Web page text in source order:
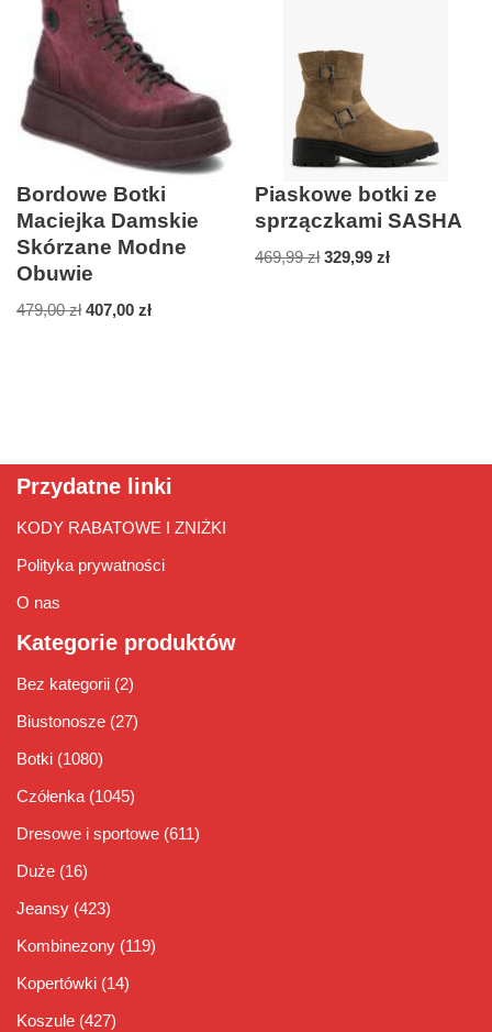
Bordowe Botki
Maciejka Damskie
Skórzane Modne
Obuwie
479,00zł 407,00 zł
Piaskowe botki ze
sprzączkami SASHA
469,99zł 329,99zł
Przydatne linki
KODY RABATOWE I ZNIŻKI
Polityka prywatności
O nas
Kategorie produktów
Bez kategorii (2)
Biustonosze (27)
Botki (1080)
Czółenka (1045)
Dresowe i sportowe (611)
Duże (16)
Jeansy (423)
Kombinezony (119)
Kopertówki (14)
Koszule (427)